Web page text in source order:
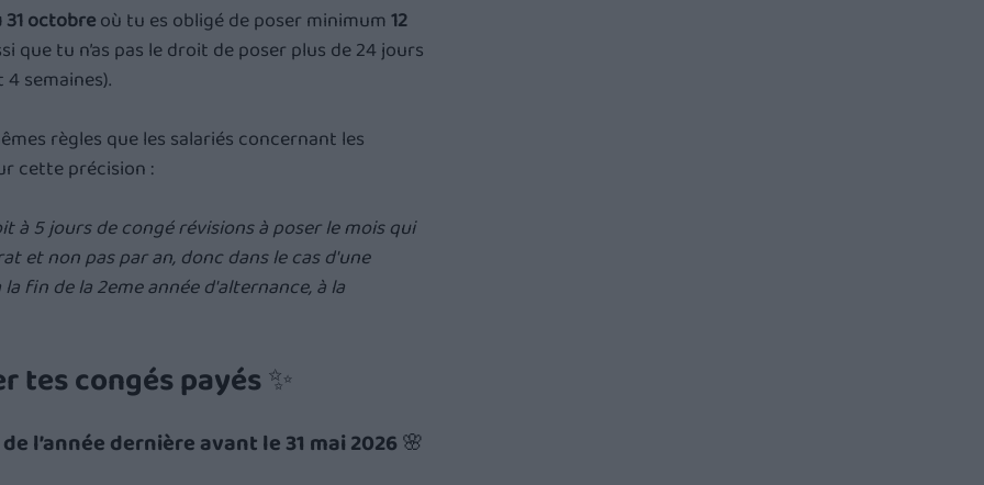
31 octobre où tu es obligé de poser minimum 12
que tu n’as pas le droit de poser plus de 24 jours
semaines).
règles que les salariés concernant les
cette précision :
à 5 jours de congé révisions à poser le mois qui
et non pas par an, donc dans le cas d'une
fin de la 2eme année d'alternance, à la
congés payés ✨
l’année dernière avant le 31 mai 2026 🌸